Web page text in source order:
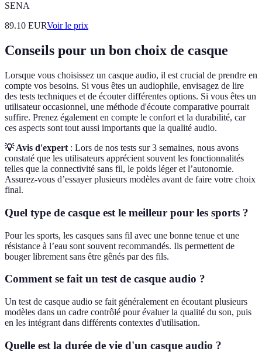
SENA
89.10 EURVoir le prix
Conseils pour un bon choix de casque
Lorsque vous choisissez un casque audio, il est crucial de prendre en
compte vos besoins. Si vous êtes un audiophile, envisagez de lire
des tests techniques et de écouter différentes options. Si vous êtes un
utilisateur occasionnel, une méthode d'écoute comparative pourrait
suffire. Prenez également en compte le confort et la durabilité, car
ces aspects sont tout aussi importants que la qualité audio.
💡 Avis d'expert : Lors de nos tests sur 3 semaines, nous avons
constaté que les utilisateurs apprécient souvent les fonctionnalités
telles que la connectivité sans fil, le poids léger et l’autonomie.
Assurez-vous d’essayer plusieurs modèles avant de faire votre choix
final.
Quel type de casque est le meilleur pour les sports ?
Pour les sports, les casques sans fil avec une bonne tenue et une
résistance à l’eau sont souvent recommandés. Ils permettent de
bouger librement sans être gênés par des fils.
Comment se fait un test de casque audio ?
Un test de casque audio se fait généralement en écoutant plusieurs
modèles dans un cadre contrôlé pour évaluer la qualité du son, puis
en les intégrant dans différents contextes d'utilisation.
Quelle est la durée de vie d'un casque audio ?